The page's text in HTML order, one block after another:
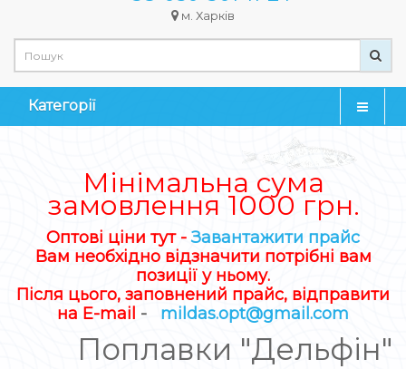
м. Харків
Категорії
Мінімальна сума
замовлення 1000 грн.
Оптові ціни тут - Завантажити прайс
Вам необхідно відзначити потрібні вам
позиції у ньому.
Після цього, заповнений прайс, відправити
на E-mail - mildas.opt@gmail.com
Поплавки "Дельфін"